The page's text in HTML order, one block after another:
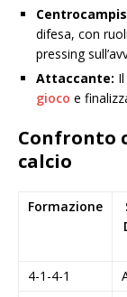
difesa, con
pressing
Attaccante:
gioco e
Confronto
calcio
Formazione
4-1-4-1